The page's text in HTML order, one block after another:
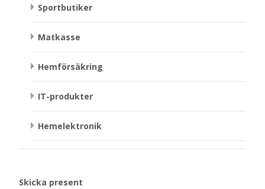
Sportbutiker
Matkasse
Hemförsäkring
IT-produkter
Hemelektronik
Skicka present